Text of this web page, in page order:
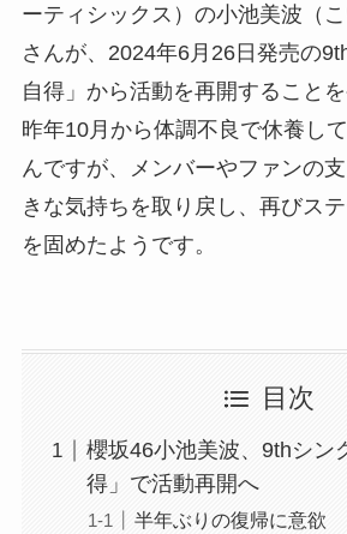
ーティシックス）の小池美波（
さんが、2024年6月26日発売の
自得」から活動を再開することを
昨年10月から体調不良で休養し
んですが、メンバーやファンの
きな気持ちを取り戻し、再びス
を固めたようです。
目次
櫻坂46小池美波、9thシン
得」で活動再開へ
半年ぶりの復帰に意欲